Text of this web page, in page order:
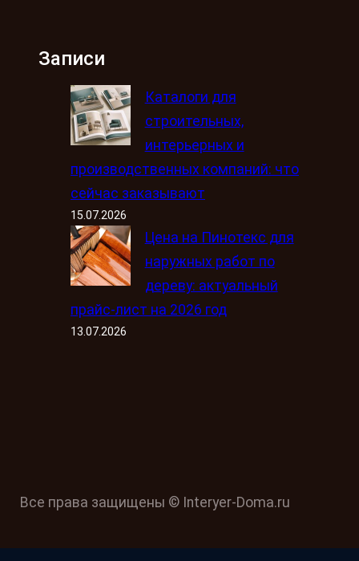
Записи
Каталоги для
строительных,
интерьерных и
производственных компаний: что
сейчас заказывают
15.07.2026
Цена на Пинотекс для
наружных работ по
дереву: актуальный
прайс-лист на 2026 год
13.07.2026
Все права защищены © Interyer-Doma.ru